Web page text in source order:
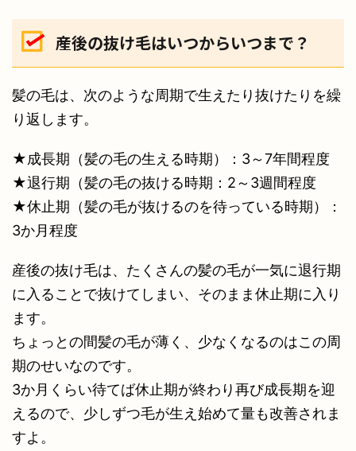
産後の抜け毛はいつからいつまで？
髪の毛は、次のような周期で生えたり抜けたりを繰
り返します。
★成長期（髪の毛の生える時期）：3～7年間程度
★退行期（髪の毛の抜ける時期：2～3週間程度
★休止期（髪の毛が抜けるのを待っている時期）：
3か月程度
産後の抜け毛は、たくさんの髪の毛が一気に退行期
に入ることで抜けてしまい、そのまま休止期に入り
ます。
ちょっとの間髪の毛が薄く、少なくなるのはこの周
期のせいなのです。
3か月くらい待てば休止期が終わり再び成長期を迎
えるので、少しずつ毛が生え始めて量も改善されま
すよ。